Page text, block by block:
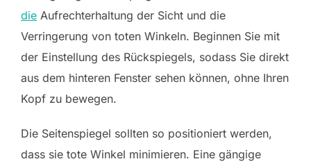
die Aufrechterhaltung der Sicht und die
Verringerung von toten Winkeln. Beginnen Sie mit
der Einstellung des Rückspiegels, sodass Sie direkt
aus dem hinteren Fenster sehen können, ohne Ihren
Kopf zu bewegen.
Die Seitenspiegel sollten so positioniert werden,
dass sie tote Winkel minimieren. Eine gängige